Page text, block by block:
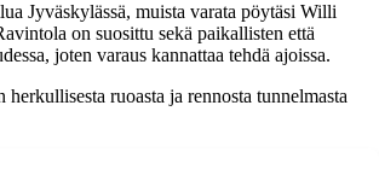
Jyväskylässä, muista varata pöytäsi Willi
on suosittu sekä paikallisten että
joten varaus kannattaa tehdä ajoissa.
herkullisesta ruoasta ja rennosta tunnelmasta